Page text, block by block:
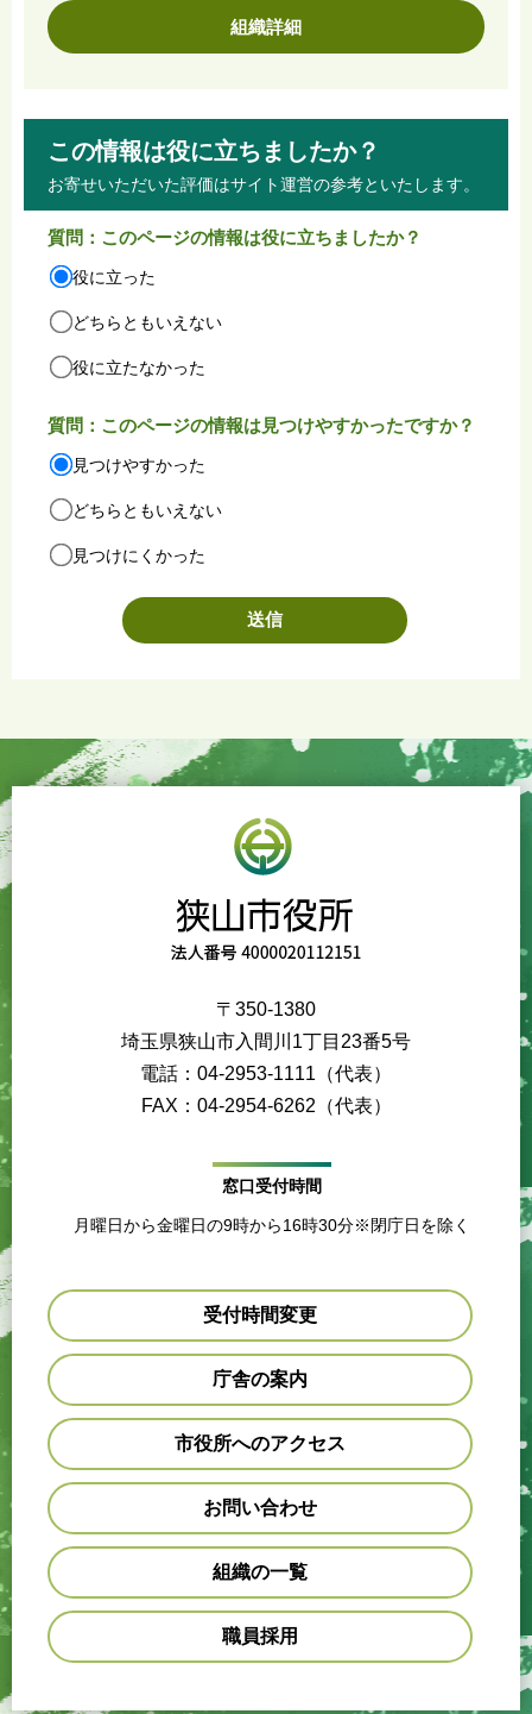
組織詳細
この情報は役に立ちましたか？
お寄せいただいた評価はサイト運営の参考といたします。
質問：このページの情報は役に立ちましたか？
役に立った
どちらともいえない
役に立たなかった
質問：このページの情報は見つけやすかったですか？
見つけやすかった
どちらともいえない
見つけにくかった
〒350-1380
埼玉県狭山市入間川1丁目23番5号
電話：04-2953-1111（代表）
FAX：04-2954-6262（代表）
窓口受付時間
月曜日から金曜日の9時から16時30分※閉庁日を除く
受付時間変更
庁舎の案内
市役所へのアクセス
お問い合わせ
組織の一覧
職員採用